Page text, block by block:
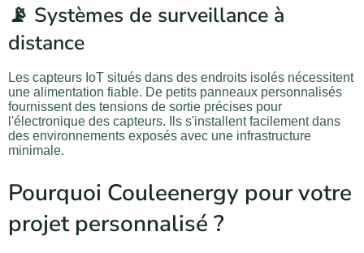
📡 Systèmes de surveillance à
distance
Les capteurs IoT situés dans des endroits isolés nécessitent
une alimentation fiable. De petits panneaux personnalisés
fournissent des tensions de sortie précises pour
l'électronique des capteurs. Ils s'installent facilement dans
des environnements exposés avec une infrastructure
minimale.
Pourquoi Couleenergy pour votre
projet personnalisé ?